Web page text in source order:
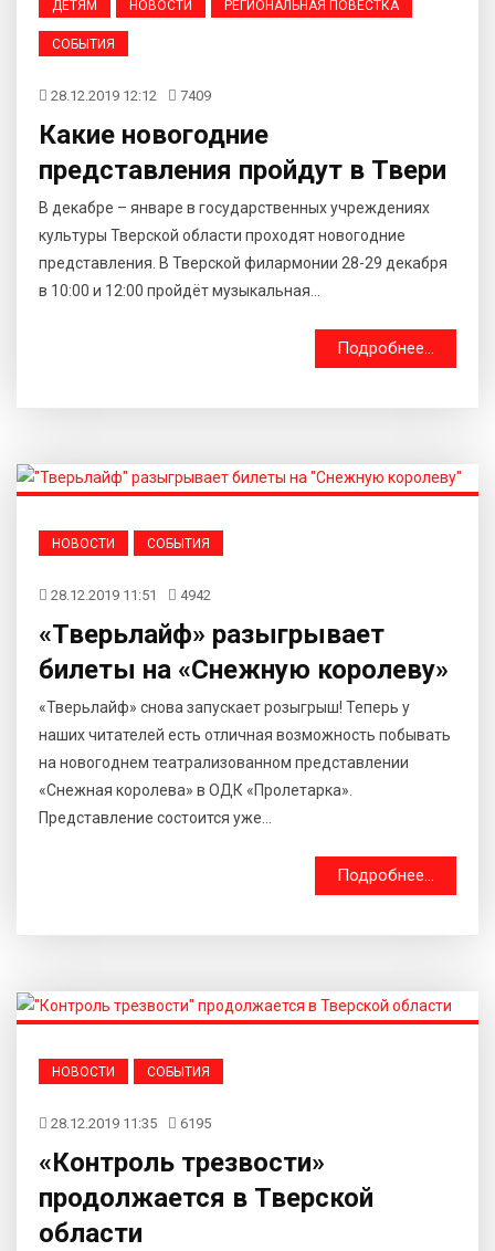
ДЕТЯМ НОВОСТИ РЕГИОНАЛЬНАЯ ПОВЕСТКА
СОБЫТИЯ
28.12.2019 12:12 7409
Какие новогодние
представления пройдут в Твери
В декабре – январе в государственных учреждениях
культуры Тверской области проходят новогодние
представления. В Тверской филармонии 28-29 декабря
в 10:00 и 12:00 пройдёт музыкальная...
Подробнее...
НОВОСТИ СОБЫТИЯ
28.12.2019 11:51 4942
«Тверьлайф» разыгрывает
билеты на «Снежную королеву»
«Тверьлайф» снова запускает розыгрыш! Теперь у
наших читателей есть отличная возможность побывать
на новогоднем театрализованном представлении
«Снежная королева» в ОДК «Пролетарка».
Представление состоится уже...
Подробнее...
НОВОСТИ СОБЫТИЯ
28.12.2019 11:35 6195
«Контроль трезвости»
продолжается в Тверской
области